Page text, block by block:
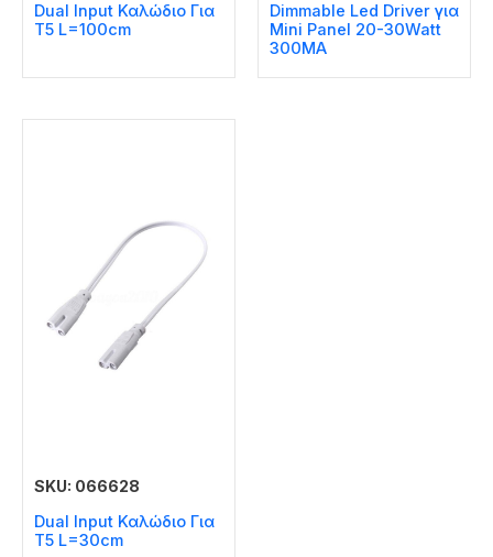
Dual Input Καλώδιο Για
T5 L=100cm
Dimmable Led Driver για
Mini Panel 20-30Watt
300MA
SKU: 066628
Dual Input Καλώδιο Για
T5 L=30cm